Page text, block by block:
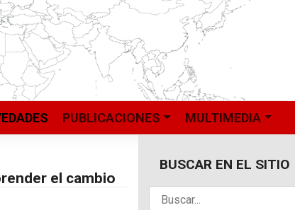
PUBLICACIONES MULTIMEDIA
el cambio
BUSCAR EN EL SITIO